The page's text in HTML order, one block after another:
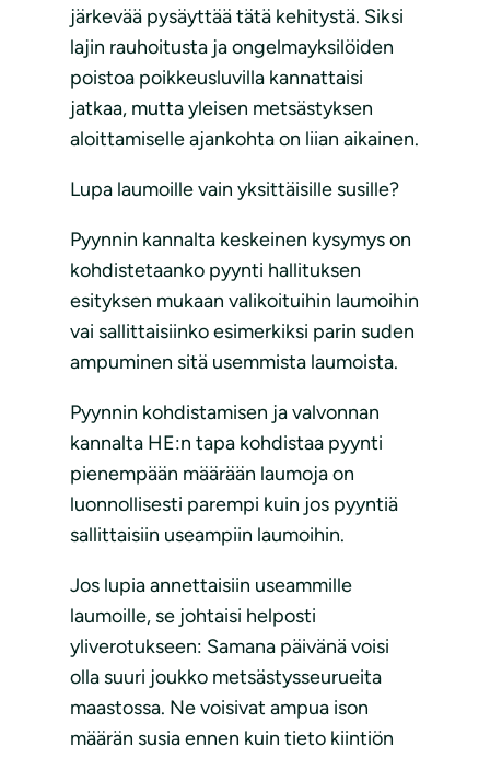
järkevää pysäyttää tätä kehitystä. Siksi
lajin rauhoitusta ja ongelmayksilöiden
poistoa poikkeusluvilla kannattaisi
jatkaa, mutta yleisen metsästyksen
aloittamiselle ajankohta on liian aikainen.
Lupa laumoille vain yksittäisille susille?
Pyynnin kannalta keskeinen kysymys on
kohdistetaanko pyynti hallituksen
esityksen mukaan valikoituihin laumoihin
vai sallittaisiinko esimerkiksi parin suden
ampuminen sitä usemmista laumoista.
Pyynnin kohdistamisen ja valvonnan
kannalta HE:n tapa kohdistaa pyynti
pienempään määrään laumoja on
luonnollisesti parempi kuin jos pyyntiä
sallittaisiin useampiin laumoihin.
Jos lupia annettaisiin useammille
laumoille, se johtaisi helposti
yliverotukseen: Samana päivänä voisi
olla suuri joukko metsästysseurueita
maastossa. Ne voisivat ampua ison
määrän susia ennen kuin tieto kiintiön